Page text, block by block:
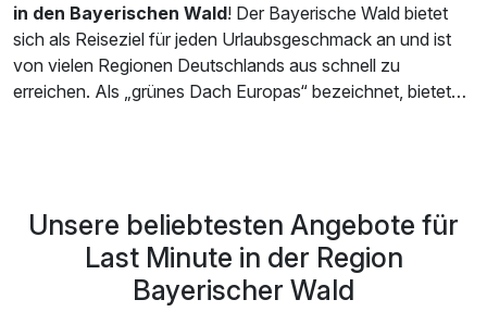
in den Bayerischen Wald! Der Bayerische Wald bietet
sich als Reiseziel für jeden Urlaubsgeschmack an und ist
von vielen Regionen Deutschlands aus schnell zu
erreichen. Als „grünes Dach Europas“ bezeichnet, bietet
Auch Last Minute halten wir auf Kurzurlaub.de viele
spannende Angebote für Sie bereit, die Sie direkt in die
schönsten Ecken des Bayerischen Waldes führen. Unsere
Unsere beliebtesten Angebote für
Last Minute in der Region
Bayerischer Wald